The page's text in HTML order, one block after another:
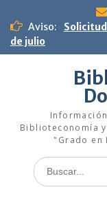
contenido
Aviso:
de julio
Biblioteconomía
"Grado en
Buscar: